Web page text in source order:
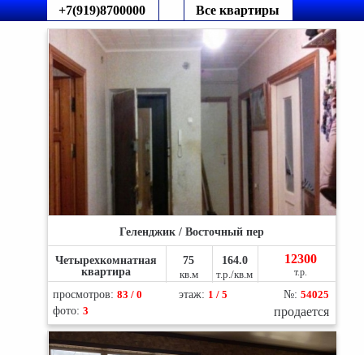
+7(919)8700000 Все квартиры
Геленджик / Восточный пер
Четырехкомнатная
квартира
75
кв.м
164.0
т.р./кв.м
12300
т.р.
просмотров:83 / 0 этаж: 1 / 5 №:54025
фото:3 продается